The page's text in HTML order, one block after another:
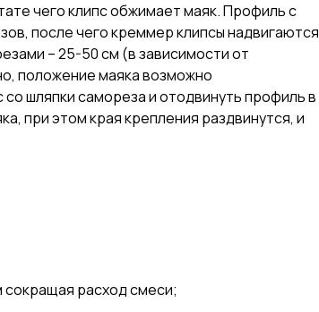
чего клипс обжимает маяк. Профиль с
после чего креммер клипсы надвигаются
– 25-50 см (в зависимости от
положение маяка возможно
шляпки самореза и отодвинуть профиль в
при этом края крепления раздвинутся, и
расход смеси;